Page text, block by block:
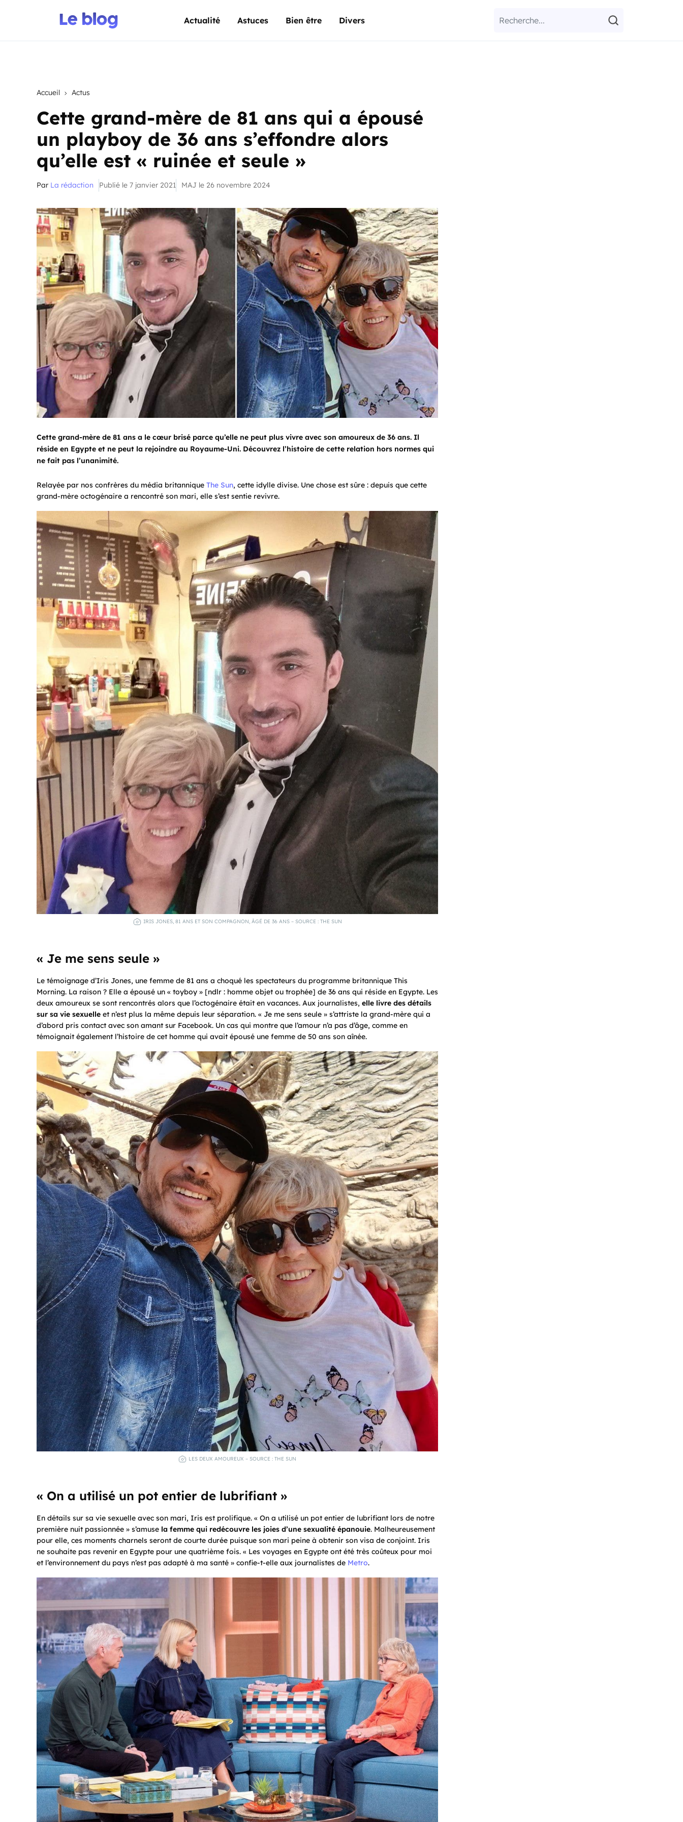
Actualité Astuces Bien être Divers
Accueil Actus
Cette grand-mère de 81 ans qui a épousé
un playboy de 36 ans s’effondre alors
qu’elle est « ruinée et seule »
Par La rédaction Publié le 7 janvier 2021 MAJ le 26 novembre 2024
Cette grand-mère de 81 ans a le cœur brisé parce qu’elle ne peut plus vivre avec son amoureux de 36 ans. Il
réside en Egypte et ne peut la rejoindre au Royaume-Uni. Découvrez l’histoire de cette relation hors normes qui
ne fait pas l’unanimité.
Relayée par nos confrères du média britannique The Sun, cette idylle divise. Une chose est sûre : depuis que cette
grand-mère octogénaire a rencontré son mari, elle s’est sentie revivre.
IRIS JONES, 81 ANS ET SON COMPAGNON, ÂGÉ DE 36 ANS – SOURCE : THE SUN
« Je me sens seule »
Le témoignage d’Iris Jones, une femme de 81 ans a choqué les spectateurs du programme britannique This
Morning. La raison ? Elle a épousé un « toyboy » [ndlr : homme objet ou trophée] de 36 ans qui réside en Egypte. Les
deux amoureux se sont rencontrés alors que l’octogénaire était en vacances. Aux journalistes, elle livre des détails
sur sa vie sexuelle et n’est plus la même depuis leur séparation. « Je me sens seule » s’attriste la grand-mère qui a
d’abord pris contact avec son amant sur Facebook. Un cas qui montre que l’amour n’a pas d’âge, comme en
témoignait également l’histoire de cet homme qui avait épousé une femme de 50 ans son aînée.
LES DEUX AMOUREUX – SOURCE : THE SUN
« On a utilisé un pot entier de lubrifiant »
En détails sur sa vie sexuelle avec son mari, Iris est prolifique. « On a utilisé un pot entier de lubrifiant lors de notre
première nuit passionnée » s’amuse la femme qui redécouvre les joies d’une sexualité épanouie. Malheureusement
pour elle, ces moments charnels seront de courte durée puisque son mari peine à obtenir son visa de conjoint. Iris
ne souhaite pas revenir en Egypte pour une quatrième fois. « Les voyages en Egypte ont été très coûteux pour moi
et l’environnement du pays n’est pas adapté à ma santé » confie-t-elle aux journalistes de Metro.